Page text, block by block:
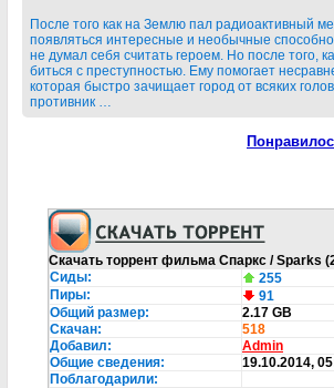
После того как на Землю пал радиоактивный
появляться интересные и необычные
не думал себя считать героем. Но после того,
биться с преступностью. Ему помогает
которая быстро зачищает город от всяких
противник …
Скачать торрент фильма Спаркс / Sparks
Сиды:
255
Пиры:
91
Общий размер:
2.17 GB
Скачан:
518
Добавил:
Admin
Общие сведения:
19.10.2014,
Поблагодарили: